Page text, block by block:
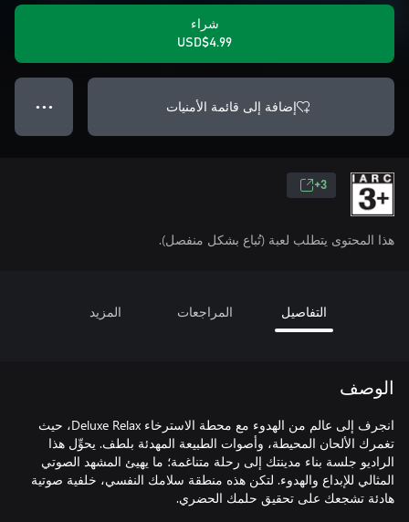
شراء
USD$4.99
إضافة إلى قائمة الأمنيات ● ● ●
3+
هذا المحتوى يتطلب لعبة (تُباع بشكل منفصل).
التفاصيل المراجعات المزيد
الوصف
انجرف إلى عالم من الهدوء مع محطة الاسترخاء Deluxe Relax، حيث
تغمرك الألحان المحيطة، وأصوات الطبيعة المهدئة بلطف. يحوِّل هذا
الراديو جلسة بناء مدينتك إلى رحلة متناغمة؛ ما يهيئ المشهد الصوتي
المثالي للإبداع والهدوء. لتكن هذه منطقة سلامك النفسي، خلفية صوتية